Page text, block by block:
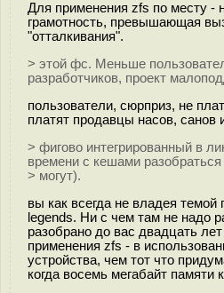
Для применения zfs по месту -
грамотность, превышающая
"отталкивания".
> этой фс. Меньше
разработчиков, проект
пользователи, сюрприз, не
платят продавцы насов, санов
> фигово интегрированный в
времени с кешами разобраться
> могут).
вы как всегда не владея темой
legends. Ни с чем там не надо
разобрано до вас двадцать
применения zfs - в
устройства, чем тот что
когда восемь мегабайт памяти